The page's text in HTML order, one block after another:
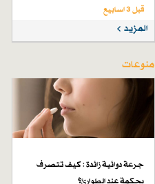
قبل 3 اسابیع
المزيد
منوعات
جرعة دوائية زائدة : كيف تتصرف
بحكمة عند الطوارئ؟